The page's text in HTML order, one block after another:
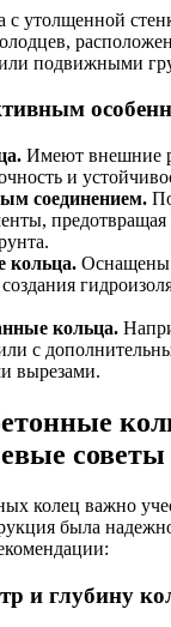
с утолщенной
подвижными
Имеют внешние
и
соединением.
кольца. Оснащены
кольца.
с
вырезами.
советы
колец важно
была
и глубину